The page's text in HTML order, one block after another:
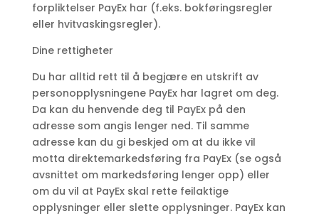
forpliktelser PayEx har (f.eks. bokføringsregler
eller hvitvaskingsregler).
Dine rettigheter
Du har alltid rett til å begjære en utskrift av
personopplysningene PayEx har lagret om deg.
Da kan du henvende deg til PayEx på den
adresse som angis lenger ned. Til samme
adresse kan du gi beskjed om at du ikke vil
motta direktemarkedsføring fra PayEx (se også
avsnittet om markedsføring lenger opp) eller
om du vil at PayEx skal rette feilaktige
opplysninger eller slette opplysninger. PayEx kan